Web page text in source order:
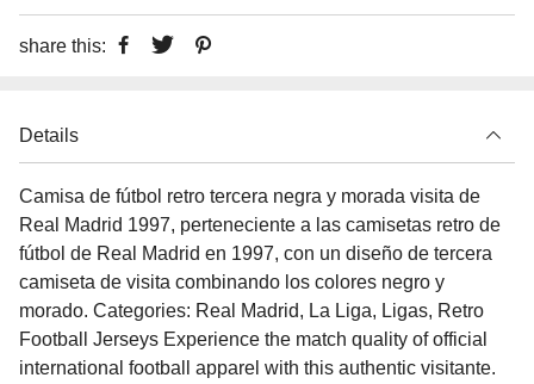
share this:
Details
Camisa de fútbol retro tercera negra y morada visita de
Real Madrid 1997, perteneciente a las camisetas retro de
fútbol de Real Madrid en 1997, con un diseño de tercera
camiseta de visita combinando los colores negro y
morado. Categories: Real Madrid, La Liga, Ligas, Retro
Football Jerseys Experience the match quality of official
international football apparel with this authentic visitante.